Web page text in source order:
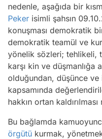
nedenle, aşağıda bir
Peker isimli şahsın
konuşması demokratik
demokratik teamül ve
yönelik sözleri; tehlikeli,
karşı kin ve düşmanlığa
olduğundan, düşünce
kapsamında
hakkın ortan
Bu bağlamda
örgütü kurmak,